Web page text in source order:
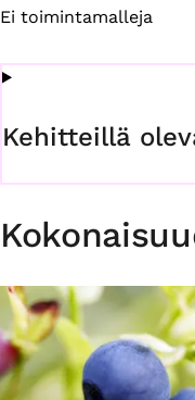
Ei toimintamalleja
Kehitteillä